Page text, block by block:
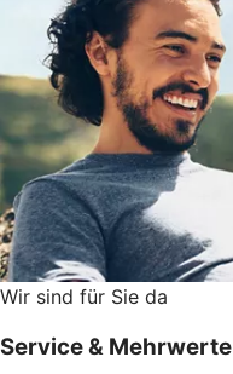
Wir sind für Sie da
Service & Mehrwerte